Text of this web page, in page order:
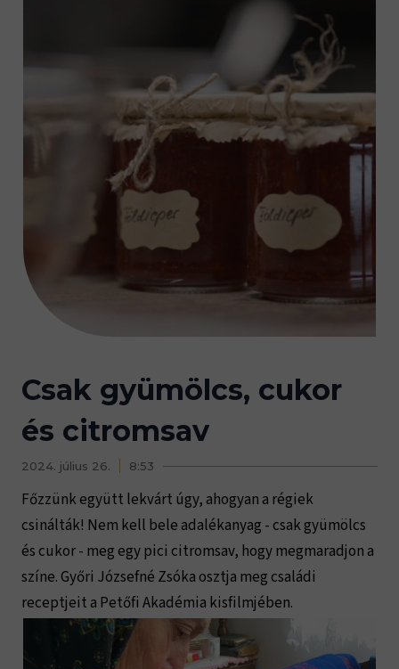
Csak gyümölcs, cukor
és citromsav
2024. július 26. 8:53
Főzzünk együtt lekvárt úgy, ahogyan a régiek
csinálták! Nem kell bele adalékanyag - csak gyümölcs
és cukor - meg egy pici citromsav, hogy megmaradjon a
színe. Győri Józsefné Zsóka osztja meg családi
receptjeit a Petőfi Akadémia kisfilmjében.